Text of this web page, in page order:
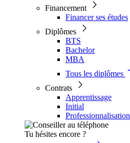
Financement
Financer ses études
Diplômes
BTS
Bachelor
MBA
Tous les diplômes
Contrats
Apprentissage
Initial
Professionnalisation
Tu hésites encore ?